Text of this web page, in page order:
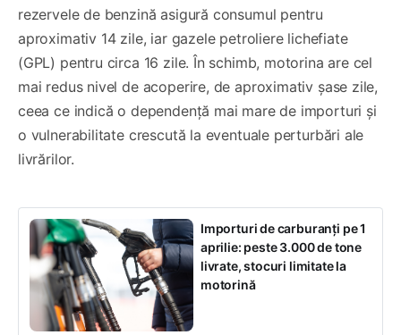
rezervele de benzină asigură consumul pentru
aproximativ 14 zile, iar gazele petroliere lichefiate
(GPL) pentru circa 16 zile. În schimb, motorina are cel
mai redus nivel de acoperire, de aproximativ șase zile,
ceea ce indică o dependență mai mare de importuri și
o vulnerabilitate crescută la eventuale perturbări ale
livrărilor.
Importuri de carburanți pe 1
aprilie: peste 3.000 de tone
livrate, stocuri limitate la
motorină